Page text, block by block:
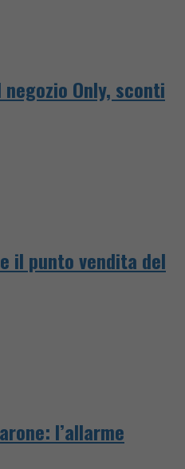
Only, sconti
il punto vendita del
l’allarme